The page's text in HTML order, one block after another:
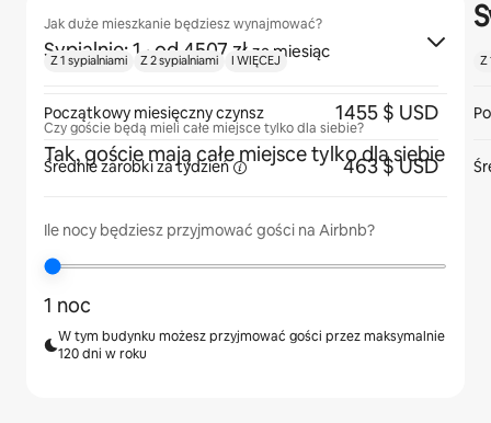
Jak duże mieszkanie będziesz wynajmować?
Sypialnie: 1 · od 4507 złza miesiąc
Czy goście będą mieli całe miejsce tylko dla siebie?
Tak, goście mają całe miejsce tylko dla siebie
Ile nocy będziesz przyjmować gości na Airbnb?
1 noc
W tym budynku możesz przyjmować gości przez maksymalnie
120 dni w roku
Z 1 sypialniami Z 2 sypialniami I WIĘCEJ
Początkowy miesięczny czynsz 1455 $ USD
Średnie zarobki zatydzień 463 $ USD
Z